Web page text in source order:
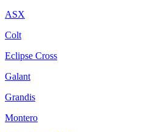
ASX
Colt
Eclipse Cross
Galant
Grandis
Montero